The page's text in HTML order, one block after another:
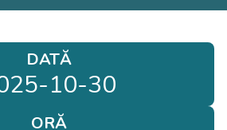
DATĂ
10-30
ORĂ